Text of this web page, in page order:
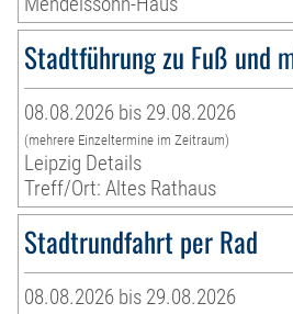
Stadtführung zu Fuß und
08.08.2026 bis 29.08.2026
(mehrere Einzeltermine im Zeitraum)
Leipzig Details
Treff/Ort: Altes Rathaus
Stadtrundfahrt per Rad
08.08.2026 bis 29.08.2026